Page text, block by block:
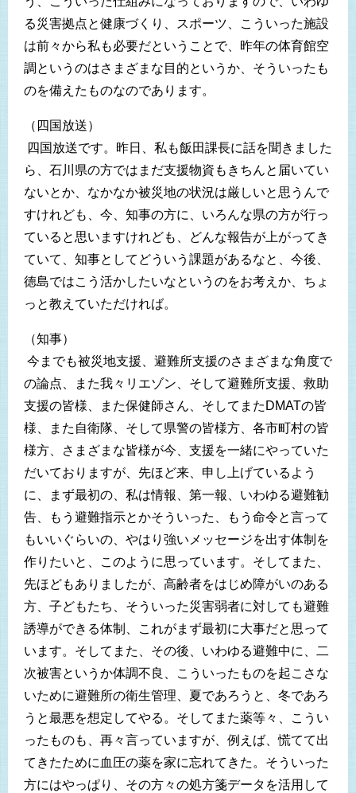
る災害拠点と健康づくり、スポーツ、こういった施設
は前々から私も必要だということで、昨年の体育館空
調というのはさまざまな目的というか、そういったも
のを備えたものなのであります。
（四国放送）
四国放送です。昨日、私も飯田課長に話を聞きました
ら、石川県の方ではまだ支援物資もきちんと届いてい
ないとか、なかなか被災地の状況は厳しいと思うんで
すけれども、今、知事の方に、いろんな県の方が行っ
ていると思いますけれども、どんな報告が上がってき
ていて、知事としてどういう課題があるなと、今後、
徳島ではこう活かしたいなというのをお考えか、ちょ
っと教えていただければ。
（知事）
今までも被災地支援、避難所支援のさまざまな角度で
の論点、また我々リエゾン、そして避難所支援、救助
支援の皆様、また保健師さん、そしてまたDMATの皆
様、また自衛隊、そして県警の皆様方、各市町村の皆
様方、さまざまな皆様が今、支援を一緒にやっていた
だいておりますが、先ほど来、申し上げているよう
に、まず最初の、私は情報、第一報、いわゆる避難勧
告、もう避難指示とかそういった、もう命令と言って
もいいぐらいの、やはり強いメッセージを出す体制を
作りたいと、このように思っています。そしてまた、
先ほどもありましたが、高齢者をはじめ障がいのある
方、子どもたち、そういった災害弱者に対しても避難
誘導ができる体制、これがまず最初に大事だと思って
います。そしてまた、その後、いわゆる避難中に、二
次被害というか体調不良、こういったものを起こさな
いために避難所の衛生管理、夏であろうと、冬であろ
うと最悪を想定してやる。そしてまた薬等々、こうい
ったものも、再々言っていますが、例えば、慌てて出
てきたために血圧の薬を家に忘れてきた。そういった
方にはやっぱり、その方々の処方箋データを活用して